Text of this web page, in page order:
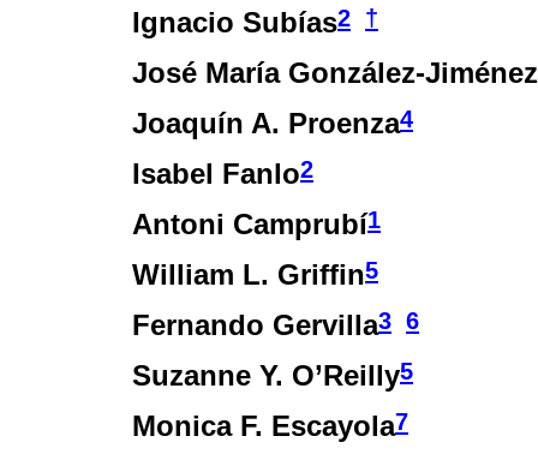
Ignacio Subías2 †
José María González-Jiménez
Joaquín A. Proenza4
Isabel Fanlo2
Antoni Camprubí1
William L. Griffin5
Fernando Gervilla3 6
Suzanne Y. O’Reilly5
Monica F. Escayola7